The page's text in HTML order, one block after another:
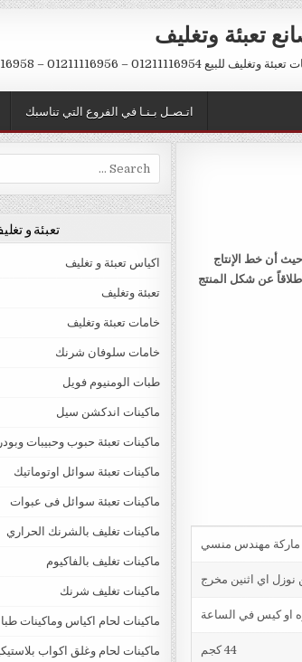
تعبئة وتغليف
للبيع 01211116954 – 01211116956 – 01211116958
اتـصـل بـنـا في الفروع التي تناسبك
أن خط الإنتاج
عن شكل المنتج
نوزل اي اثنين مخرج
44 كجم
Search
for:
تعبئة و
اكياس تعبئة و تغليف
تعبئة وتغليف
خامات تعبئة وتغليف
خامات سلوفان شرنك
طبات الومنيوم فويل
ماكينات اندكشن سيل
ماكينات تعبئة حبوب وحبيبات وبودر
ماكينات تعبئة سوائل اوتوماتيك
ماكينات تعبئة سوائل فى عبوات
ماكينات تغليف بالشرنك الحراري
ماكينات تغليف بالفاكيوم
ماكينات تغليف شرنك
ماكينات لحام اكياس وماكينات
ماكينات لحام وغلق اكواب